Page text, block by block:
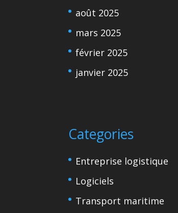
août 2025
mars 2025
février 2025
janvier 2025
Categories
Entreprise logistique
Logiciels
Transport maritime